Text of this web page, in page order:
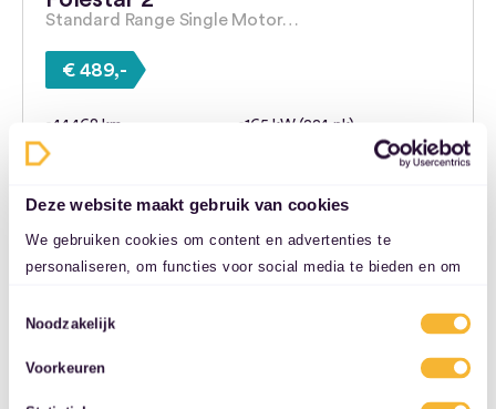
Deze website maakt gebruik van cookies
We gebruiken cookies om content en advertenties te
personaliseren, om functies voor social media te bieden en om
uw gebruik van onze site met onze partners voor social media,
combineren met andere informatie die u aan ze heeft verstrekt
of die ze hebben verzameld op basis van uw gebruik van hun
Toestemmingsselectie
Noodzakelijk
Voorkeuren
Standard Range Single Motor…
€ 489,-
44.468 km
165 kW (224 pk)